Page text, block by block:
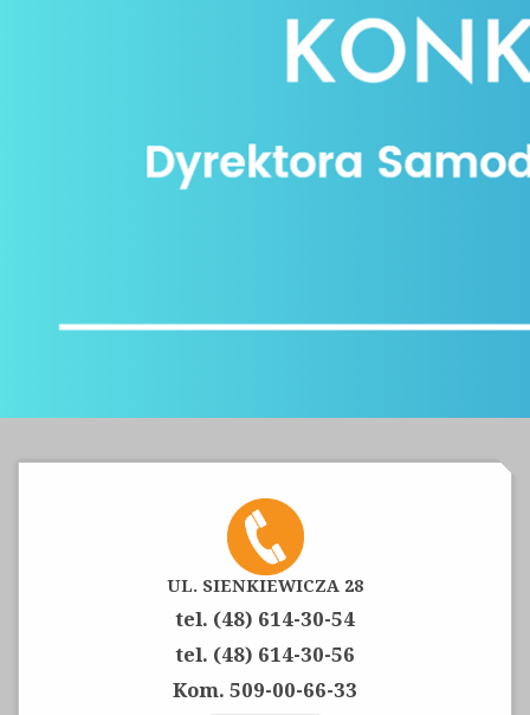
UL. SIENKIEWICZA 28
tel. (48) 614-30-54
tel. (48) 614-30-56
Kom. 509-00-66-33